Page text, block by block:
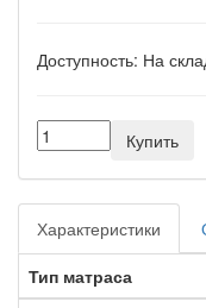
Доступность: На
Купить
Характеристики
Тип матраса